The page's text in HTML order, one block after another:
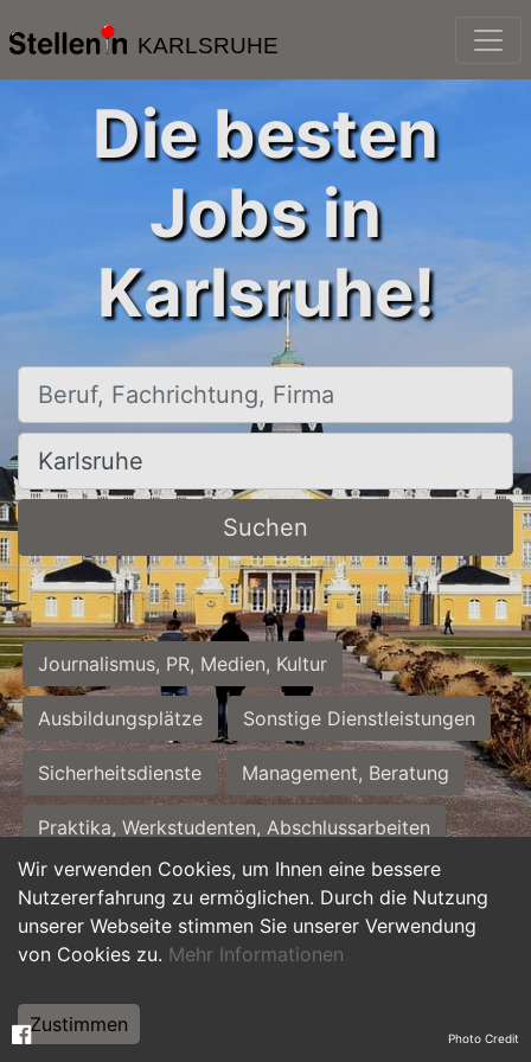
KARLSRUHE
Wir verwenden Cookies, um Ihnen eine bessere
Nutzererfahrung zu ermöglichen. Durch die Nutzung
unserer Webseite stimmen Sie unserer Verwendung
von Cookies zu. Mehr Informationen
Zustimmen
Die besten
Jobs in
Karlsruhe!
Beruf, Fachrichtung, Firma
Ort, Stadt
Suchen
Journalismus, PR, Medien, Kultur
Ausbildungsplätze Sonstige Dienstleistungen
Sicherheitsdienste Management, Beratung
Praktika, Werkstudenten, Abschlussarbeiten
Personalwesen Assistenz, Sekretariat
Hilfskräfte, Aushilfs- und Nebenjobs
Weiterbildung, Studium, duale Ausbildung Photo Credit